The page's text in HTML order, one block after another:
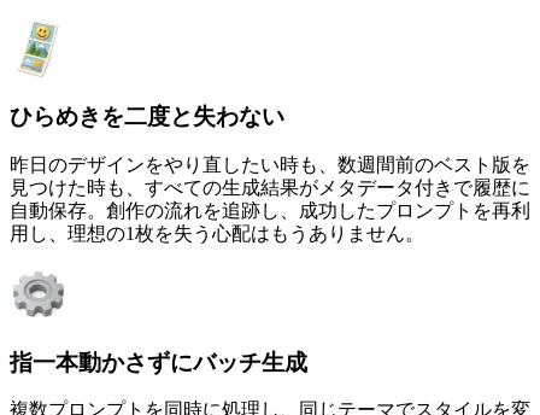
ひらめきを二度と失わない
昨日のデザインをやり直したい時も、数週間前のベスト版を
見つけた時も、すべての生成結果がメタデータ付きで履歴に
自動保存。創作の流れを追跡し、成功したプロンプトを再利
用し、理想の1枚を失う心配はもうありません。
指一本動かさずにバッチ生成
複数プロンプトを同時に処理し、同じテーマでスタイルを変